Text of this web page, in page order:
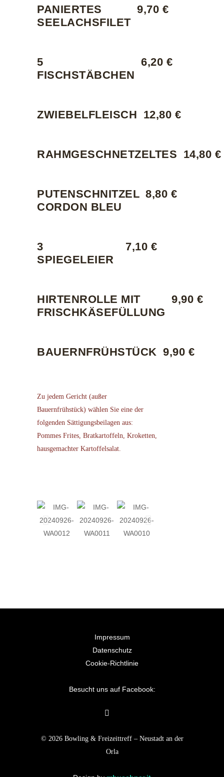
PANIERTES
SEELACHSFILET
9,70 €
5
FISCHSTÄBCHEN
6,20 €
ZWIEBELFLEISCH 12,80 €
RAHMGESCHNETZELTES 14,80 €
PUTENSCHNITZEL
CORDON BLEU
8,80 €
3
SPIEGELEIER
7,10 €
HIRTENROLLE MIT
FRISCHKÄSEFÜLLUNG
9,90 €
BAUERNFRÜHSTÜCK 9,90 €
Zu jedem Gericht (außer
Bauernfrühstück) wählen Sie eine der
folgenden Sättigungsbeilagen aus:
Pommes Frites, Bratkartoffeln, Kroketten,
hausgemachter Kartoffelsalat.
Impressum
Datenschutz
Cookie-Richtlinie
Besucht uns auf Facebook:
© 2026 Bowling & Freizeittreff – Neustadt an der
Orla